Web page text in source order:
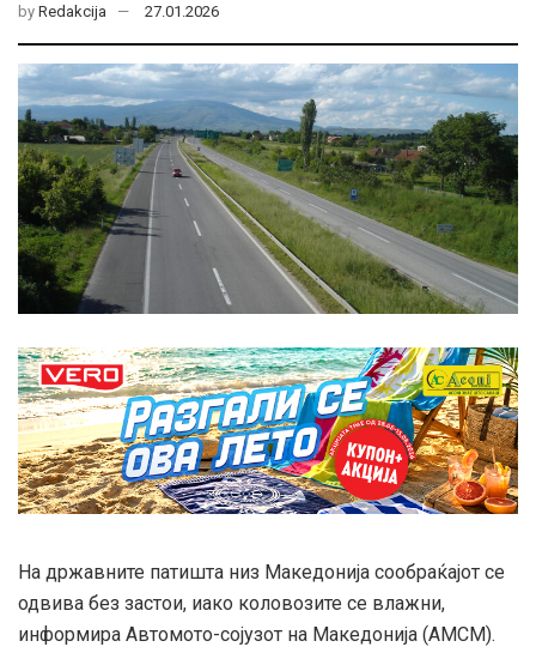
by Redakcija 27.01.2026
На државните патишта низ Македонија сообраќајот се
одвива без застои, иако коловозите се влажни,
информира Автомото-сојузот на Македонија (АМСМ).